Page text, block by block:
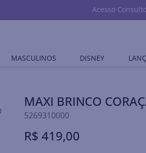
Acesso
MASCULINOS DISNEY
MAXI BRINCO
5269310000
R$ 419,00